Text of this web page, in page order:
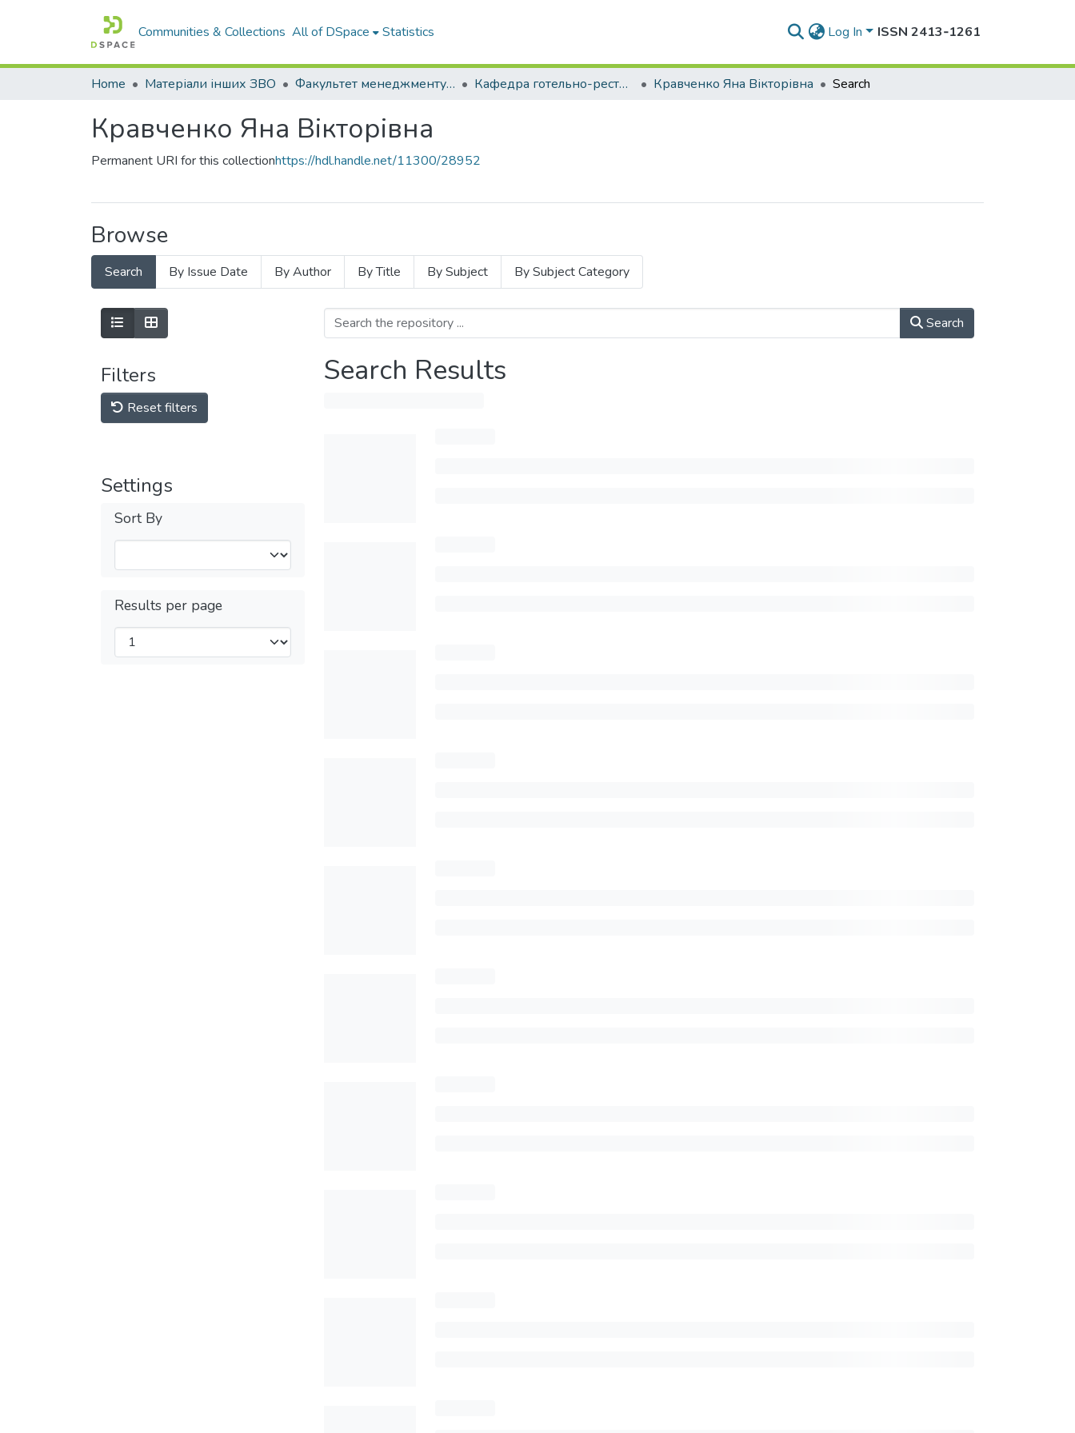
Communities & Collections All of DSpace Statistics Log In ISSN 2413‑1261
Home Матеріали інших ЗВО Факультет менеджменту, готельно-ресторанної справи та туризму Міжнародного університету Кафедра готельно-ресторанного і туристичного бізнесу Кравченко Яна Вікторівна Search
Кравченко Яна Вікторівна
Permanent URI for this collectionhttps://hdl.handle.net/11300/28952
Browse
Search By Issue Date By Author By Title By Subject By Subject Category
Filters
Reset filters
Settings
Sort By
Results per page
Search
Search Results